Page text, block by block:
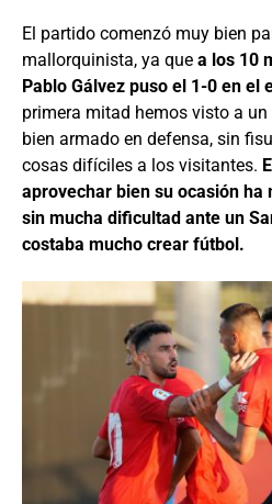
El partido comenzó muy bien
mallorquinista, ya que a los 10
Pablo Gálvez puso el 1-0 en el
primera mitad hemos visto a
bien armado en defensa, sin
cosas difíciles a los visitantes.
aprovechar bien su ocasión ha
sin mucha dificultad ante un
costaba mucho crear fútbol.